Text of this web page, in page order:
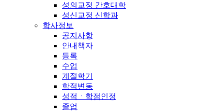
성의교정 간호대학
성신교정 신학과
학사정보
공지사항
안내책자
등록
수업
계절학기
학적변동
성적ㆍ학점인정
졸업